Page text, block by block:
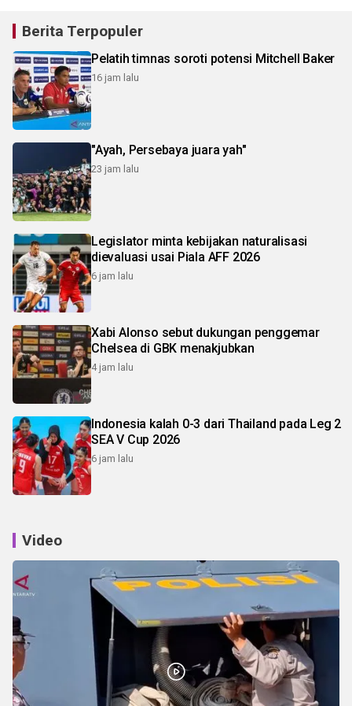
Berita Terpopuler
Pelatih timnas soroti potensi Mitchell Baker
16 jam lalu
"Ayah, Persebaya juara yah"
23 jam lalu
Legislator minta kebijakan naturalisasi
dievaluasi usai Piala AFF 2026
6 jam lalu
Xabi Alonso sebut dukungan penggemar
Chelsea di GBK menakjubkan
4 jam lalu
Indonesia kalah 0-3 dari Thailand pada Leg 2
SEA V Cup 2026
6 jam lalu
Video